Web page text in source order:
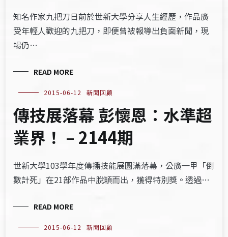
知名作家九把刀日前於世新大學分享人生經歷，作品廣
受年輕人歡迎的九把刀，即便曾被報導出負面新聞，現
場仍…
READ MORE
2015-06-12 新聞回顧
傳技展落幕 彭懷恩：水準超
業界！ – 2144期
世新大學103學年度傳播技能展圓滿落幕，公廣一甲「倒
數計死」在21部作品中脫穎而出，獲得特別獎。透過…
READ MORE
2015-06-12 新聞回顧